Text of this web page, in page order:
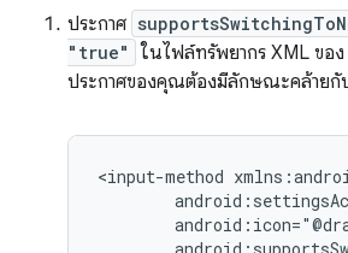
ประกาศ
"true" ในไฟล์ทรัพยากร XML ขอ
ประกาศของคุณต้องมีลักษณะคล้ายกั
<input-method